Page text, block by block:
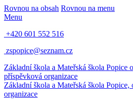
Rovnou na obsah Rovnou na menu
Menu
+420 601 552 516
zspopice@seznam.cz
Základní škola a Mateřská škola Popice
příspěvková organizace
Základní škola a Mateřská škola Popice,
organizace